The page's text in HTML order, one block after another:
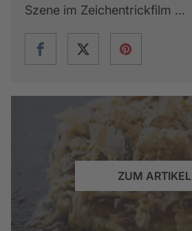
Szene im Zeichentrickfilm ...
ZUM ARTIKEL